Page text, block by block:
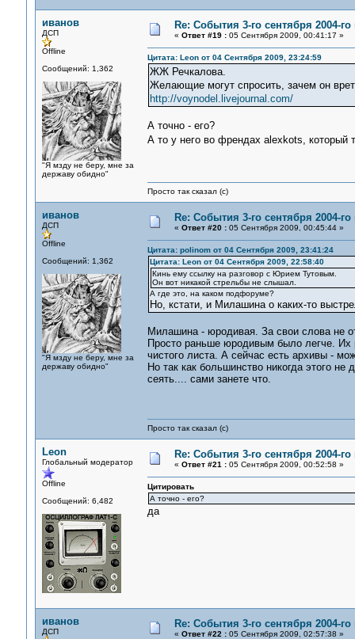
иванов
ДСП
Offline
Сообщений: 1,362
"Я мзду не беру, мне за
державу обидно"
Re: События 3-го сентября 2004-
« Ответ #19 :05 Сентября 2009, 00:41:17 »
Цитата: Leon от 04 Сентября 2009, 23:24:59
ЖЖ Речкалова.
Желающие могут спросить, зачем он врет
http://voynodel.livejournal.com/
А точно - его?
А то у него во френдах alexkots,
Просто так сказал (с)
иванов
ДСП
Offline
Сообщений: 1,362
"Я мзду не беру, мне за
державу обидно"
Re: События 3-го сентября 2004-
« Ответ #20 :05 Сентября 2009, 00:45:44 »
Цитата: polinom от 04 Сентября 2009, 23:41:24
Цитата: Leon от 04 Сентября 2009, 22:58:40
Кинь ему ссылку на разговор с Юрием Тутовым.
Он вот никакой стрельбы не слышал.
А где это, на каком подфоруме?
Но, кстати, и Милашина о каких-то
Милашина - юродивая. За свои слова не
Просто раньше юродивым было легче. Их
чистого листа. А сейчас есть архивы -
Но так как большинство никогда этого
сеять.... сами занете что.
Просто так сказал (с)
Leon
Глобальный модератор
Offline
Сообщений: 6,482
Re: События 3-го сентября 2004-
« Ответ #21 :05 Сентября 2009, 00:52:58 »
Цитировать
А точно - его?
да
иванов
ДСП
Re: События 3-го сентября 2004-
« Ответ #22 :05 Сентября 2009, 02:57:38 »